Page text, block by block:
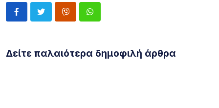
Δείτε παλαιότερα δημοφιλή άρθρα